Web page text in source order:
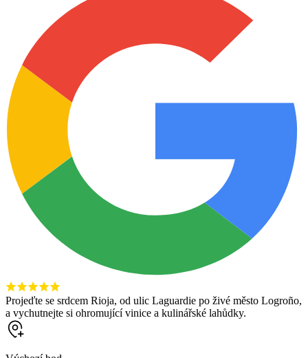
Projeďte se srdcem Rioja, od ulic Laguardie po živé město Logroño,
a vychutnejte si ohromující vinice a kulinářské lahůdky.